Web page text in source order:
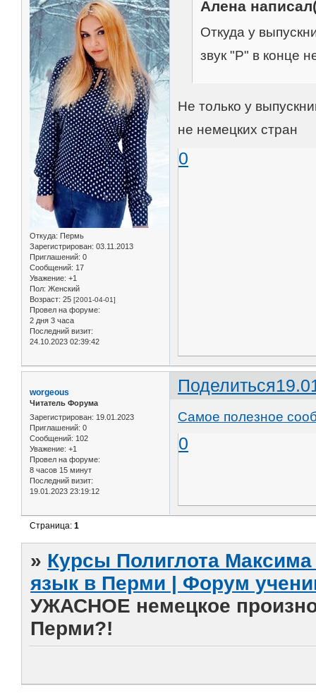
Откуда: Пермь
Зарегистрирован: 03.11.2013
Приглашений: 0
Сообщений: 17
Уважение: +1
Пол: Женский
Возраст: 25 [2001-04-01]
Провел на форуме:
2 дня 3 часа
Последний визит:
24.10.2023 02:39:42
Алена
Откуда у
звук "Р" в конце
Не только у
не немецких стран
0
Поделиться
worgeous
Читатель Форума
Зарегистрирован: 19.01.2023
Приглашений: 0
Сообщений: 102
Уважение: +1
Провел на форуме:
8 часов 15 минут
Последний визит:
19.01.2023 23:19:12
Самое полезное
0
Страница:1
» Курсы Полиглота
язык в Перми | Форум
УЖАСНОЕ немецкое
Перми?!